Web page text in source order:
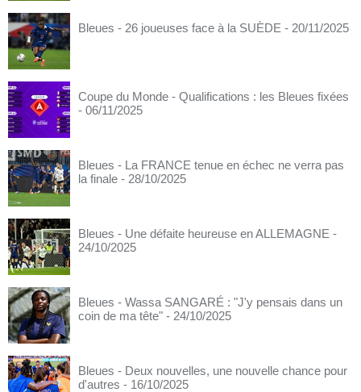
Bleues - 26 joueuses face à la SUÈDE - 20/11/2025
Coupe du Monde - Qualifications : les Bleues fixées
- 06/11/2025
Bleues - La FRANCE tenue en échec ne verra pas
la finale - 28/10/2025
Bleues - Une défaite heureuse en ALLEMAGNE -
24/10/2025
Bleues - Wassa SANGARÉ : "J'y pensais dans un
coin de ma tête" - 24/10/2025
Bleues - Deux nouvelles, une nouvelle chance pour
d'autres - 16/10/2025